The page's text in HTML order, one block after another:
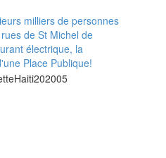
milliers de personnes
de St Michel de
électrique, la
Place Publique!